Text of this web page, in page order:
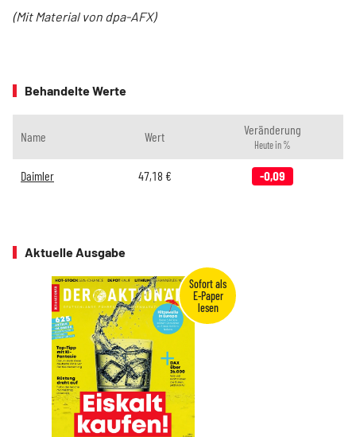
(Mit Material von dpa-AFX)
Behandelte Werte
Name Wert Veränderung
Heute in %
Daimler 47,18 € -0,09
Aktuelle Ausgabe